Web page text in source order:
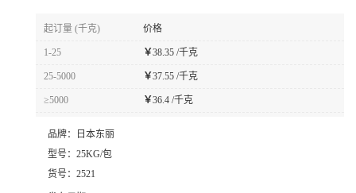
起订量 (千克) 价格
1-25 ￥38.35 /千克
25-5000 ￥37.55 /千克
≥5000 ￥36.4 /千克
品牌：
日本东丽
型号： 25KG/包
货号： 2521